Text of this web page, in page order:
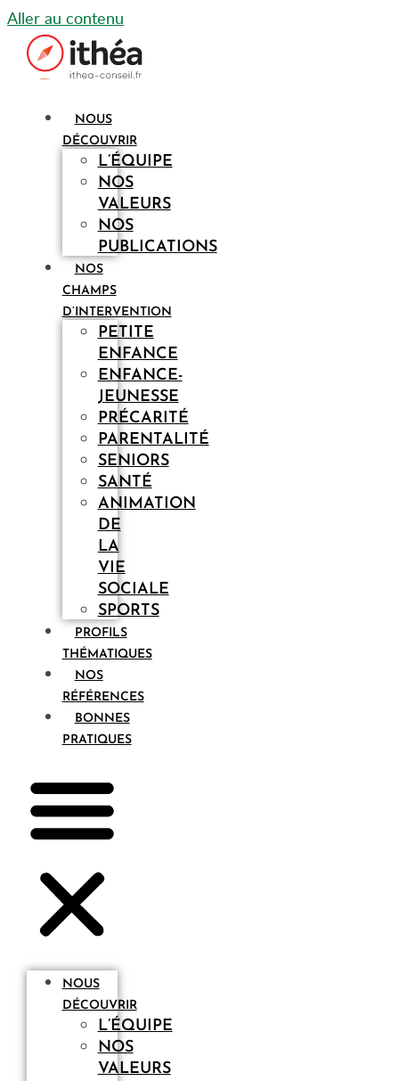
Aller au contenu
NOUS
DÉCOUVRIR
L’ÉQUIPE
NOS
VALEURS
NOS
PUBLICATIONS
NOS
CHAMPS
D’INTERVENTION
PETITE
ENFANCE
ENFANCE-
JEUNESSE
PRÉCARITÉ
PARENTALITÉ
SENIORS
SANTÉ
ANIMATION
DE
LA
VIE
SOCIALE
SPORTS
PROFILS
THÉMATIQUES
NOS
RÉFÉRENCES
BONNES
PRATIQUES
NOUS
DÉCOUVRIR
L’ÉQUIPE
NOS
VALEURS